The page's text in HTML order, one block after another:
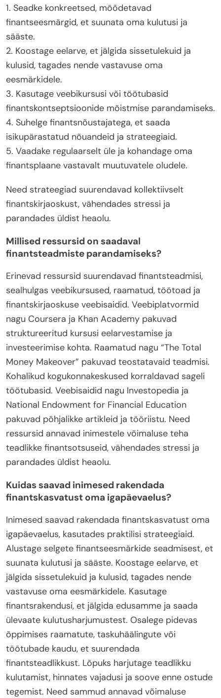
1. Seadke konkreetsed, mõõdetavad
finantseesmärgid, et suunata oma kulutusi ja
sääste.
2. Koostage eelarve, et jälgida sissetulekuid ja
kulusid, tagades nende vastavuse oma
eesmärkidele.
3. Kasutage veebikursusi või töötubasid
finantskontseptsioonide mõistmise parandamiseks.
4. Suhelge finantsnõustajatega, et saada
isikupärastatud nõuandeid ja strateegiaid.
5. Vaadake regulaarselt üle ja kohandage oma
finantsplaane vastavalt muutuvatele oludele.
Need strateegiad suurendavad kollektiivselt
finantskirjaoskust, vähendades stressi ja
parandades üldist heaolu.
Millised ressursid on saadaval
finantsteadmiste parandamiseks?
Erinevad ressursid suurendavad finantsteadmisi,
sealhulgas veebikursused, raamatud, töötoad ja
finantskirjaoskuse veebisaidid. Veebiplatvormid
nagu Coursera ja Khan Academy pakuvad
struktureeritud kursusi eelarvestamise ja
investeerimise kohta. Raamatud nagu “The Total
Money Makeover” pakuvad teostatavaid teadmisi.
Kohalikud kogukonnakeskused korraldavad sageli
töötubasid. Veebisaidid nagu Investopedia ja
National Endowment for Financial Education
pakuvad põhjalikke artikleid ja tööriistu. Need
ressursid annavad inimestele võimaluse teha
teadlikke finantsotsuseid, vähendades stressi ja
parandades üldist heaolu.
Kuidas saavad inimesed rakendada
finantskasvatust oma igapäevaelus?
Inimesed saavad rakendada finantskasvatust oma
igapäevaelus, kasutades praktilisi strateegiaid.
Alustage selgete finantseesmärkide seadmisest, et
suunata kulutusi ja sääste. Koostage eelarve, et
jälgida sissetulekuid ja kulusid, tagades nende
vastavuse oma eesmärkidele. Kasutage
finantsrakendusi, et jälgida edusamme ja saada
ülevaate kulutusharjumustest. Osalege pidevas
õppimises raamatute, taskuhäälingute või
töötubade kaudu, et suurendada
finantsteadlikkust. Lõpuks harjutage teadlikku
kulutamist, hinnates vajadusi ja soove enne ostude
tegemist. Need sammud annavad võimaluse